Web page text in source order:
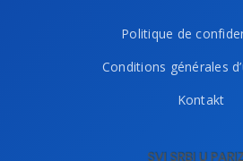
Politique de
Conditions générales
Kontakt